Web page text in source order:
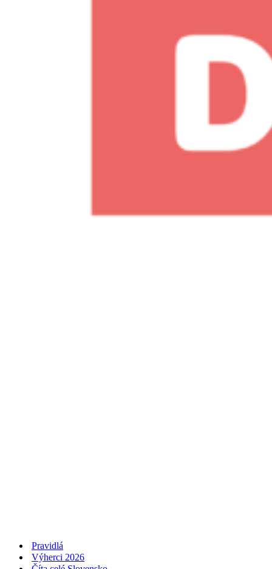
Pravidlá
Výherci 2026